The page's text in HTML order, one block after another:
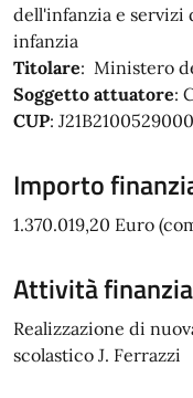
dell'infanzia e servizi
infanzia
Titolare: Ministero
Soggetto attuatore:
CUP:
Importo
1.370.019,20 Euro
Attività
Realizzazione di
scolastico J. Ferrazzi